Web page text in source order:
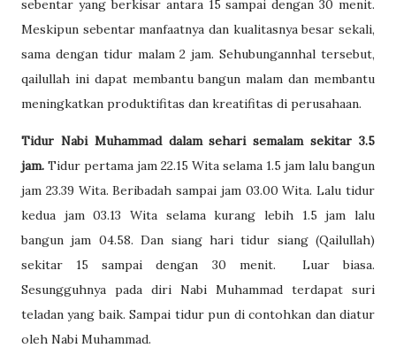
sebentar yang berkisar antara 15 sampai dengan 30 menit.
Meskipun sebentar manfaatnya dan kualitasnya besar sekali,
sama dengan tidur malam 2 jam. Sehubungannhal tersebut,
qailullah ini dapat membantu bangun malam dan membantu
meningkatkan produktifitas dan kreatifitas di perusahaan.
Tidur Nabi Muhammad dalam sehari semalam sekitar 3.5
jam. Tidur pertama jam 22.15 Wita selama 1.5 jam lalu bangun
jam 23.39 Wita. Beribadah sampai jam 03.00 Wita. Lalu tidur
kedua jam 03.13 Wita selama kurang lebih 1.5 jam lalu
bangun jam 04.58. Dan siang hari tidur siang (Qailullah)
sekitar 15 sampai dengan 30 menit. Luar biasa.
Sesungguhnya pada diri Nabi Muhammad terdapat suri
teladan yang baik. Sampai tidur pun di contohkan dan diatur
oleh Nabi Muhammad.